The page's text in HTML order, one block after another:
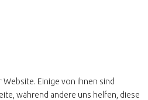
Einige von ihnen sind
während andere uns helfen, diese